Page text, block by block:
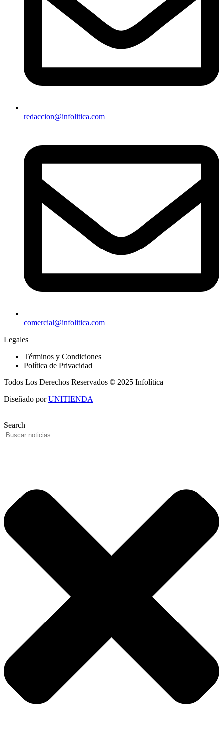
redaccion@infolitica.com
comercial@infolitica.com
Legales
Términos y Condiciones
Política de Privacidad
Todos Los Derechos Reservados © 2025 Infolítica
Diseñado porUNITIENDA
Search